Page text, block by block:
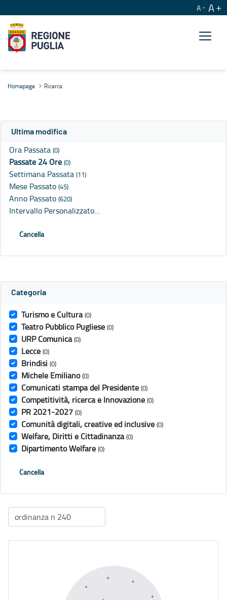
A A
Homepage Ricerca
Ultima modifica
Ora Passata (0)
Passate 24 Ore (0)
Settimana Passata (11)
Mese Passato (45)
Anno Passato (620)
Intervallo Personalizzato…
Cancella
Categoria
Turismo e Cultura (0)
Teatro Pubblico Pugliese (0)
URP Comunica (0)
Lecce (0)
Brindisi (0)
Michele Emiliano (0)
Comunicati stampa del Presidente (0)
Competitività, ricerca e Innovazione (0)
PR 2021-2027 (0)
Comunità digitali, creative ed inclusive (0)
Welfare, Diritti e Cittadinanza (0)
Dipartimento Welfare (0)
Cancella